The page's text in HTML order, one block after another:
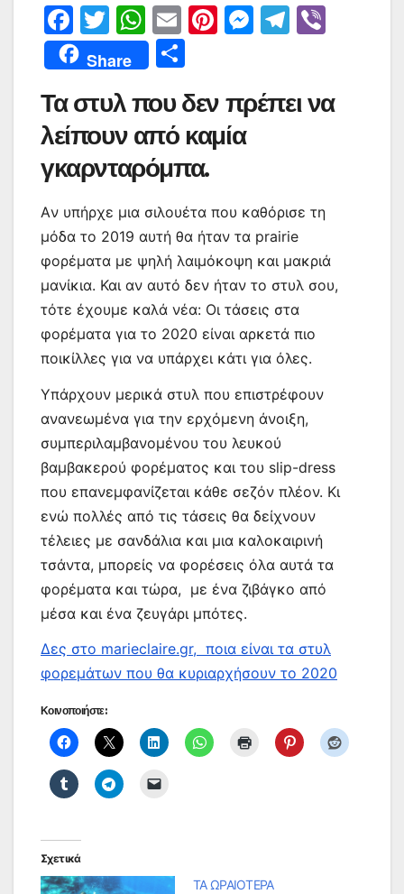
F
a
c
e
b
o
o
k
T
w
itt
er
W
h
at
s
A
p
p
E
m
ai
l
Pi
e
st
M
s
er
T
gr
Share
ρ
α
σ
τε
ίτ
ε
Τα στυλ που δεν πρέπει να
λείπουν από καμία
γκαρνταρόμπα.
Aν υπήρχε μια σιλουέτα που καθόρισε τη
μόδα το 2019 αυτή θα ήταν τα prairie
φορέματα με ψηλή λαιμόκοψη και μακριά
μανίκια. Και αν αυτό δεν ήταν το στυλ σου,
τότε έχουμε καλά νέα: Οι τάσεις στα
φορέματα για το 2020 είναι αρκετά πιο
ποικίλλες για να υπάρχει κάτι για όλες.
Υπάρχουν μερικά στυλ που επιστρέφουν
ανανεωμένα για την ερχόμενη άνοιξη,
συμπεριλαμβανομένου του λευκού
βαμβακερού φορέματος και του slip-dress
που επανεμφανίζεται κάθε σεζόν πλέον. Κι
ενώ πολλές από τις τάσεις θα δείχνουν
τέλειες με σανδάλια και μια καλοκαιρινή
τσάντα, μπορείς να φορέσεις όλα αυτά τα
φορέματα και τώρα, με ένα ζιβάγκο από
μέσα και ένα ζευγάρι μπότες.
Δες στο marieclaire.gr, ποια είναι τα στυλ
φορεμάτων που θα κυριαρχήσουν το 2020
Κοινοποιήστε:
Σχετικά
ΤΑ ΩΡΑΙΟΤΕΡΑ